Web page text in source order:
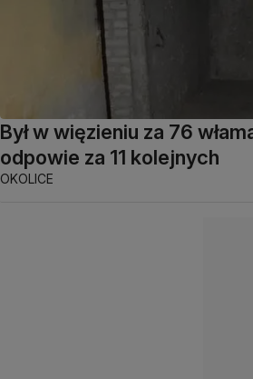
Był w więzieniu za 76
odpowie za 11 kolejnych
OKOLICE